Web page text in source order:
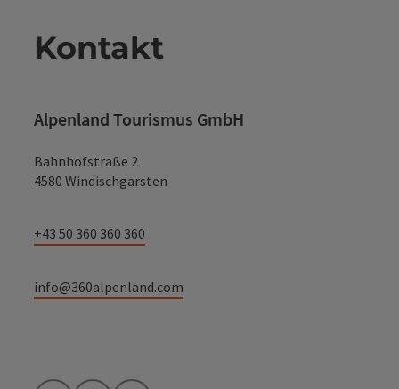
Kontakt
Alpenland Tourismus GmbH
Bahnhofstraße 2
4580 Windischgarsten
+43 50 360 360 360
info@360alpenland.com